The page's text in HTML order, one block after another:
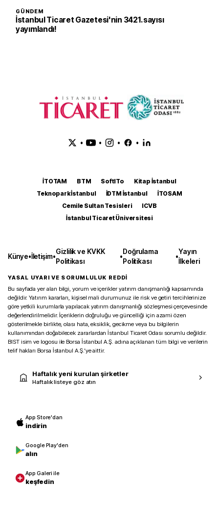
GÜNDEM
İstanbul Ticaret Gazetesi'nin 3421. sayısı
yayımlandı!
• • • •
İTOTAM BTM SoftITo
Kitap İstanbul
Teknopark İstanbul
İDTM İstanbul
İTOSAM
Cemile Sultan Tesisleri
ICVB
İstanbul Ticaret Üniversitesi
Künye•İletişim•
Gizlilik ve KVKK
Politikası
•
Doğrulama
Politikası
•
Yayın
İlkeleri
YASAL UYARI VE SORUMLULUK REDDİ
Bu sayfada yer alan bilgi, yorum ve içerikler yatırım danışmanlığı kapsamında
değildir. Yatırım kararları, kişisel mali durumunuz ile risk ve getiri tercihlerinize
göre yetkili kurumlarla yapılacak yatırım danışmanlığı sözleşmesi çerçevesinde
değerlendirilmelidir. İçeriklerin doğruluğu ve güncelliği için azami özen
gösterilmekle birlikte, olası hata, eksiklik, gecikme veya bu bilgilerin
kullanımından doğabilecek zararlardan İstanbul Ticaret Odası sorumlu değildir.
BIST isim ve logosu ile Borsa İstanbul A.Ş. adına açıklanan tüm bilgi ve verilerin
telif hakları Borsa İstanbul A.Ş.’ye aittir.
Haftalık yeni kurulan şirketler
Haftalık listeye göz atın
App Store'dan
indirin
Google Play'den
alın
App Galeri ile
keşfedin